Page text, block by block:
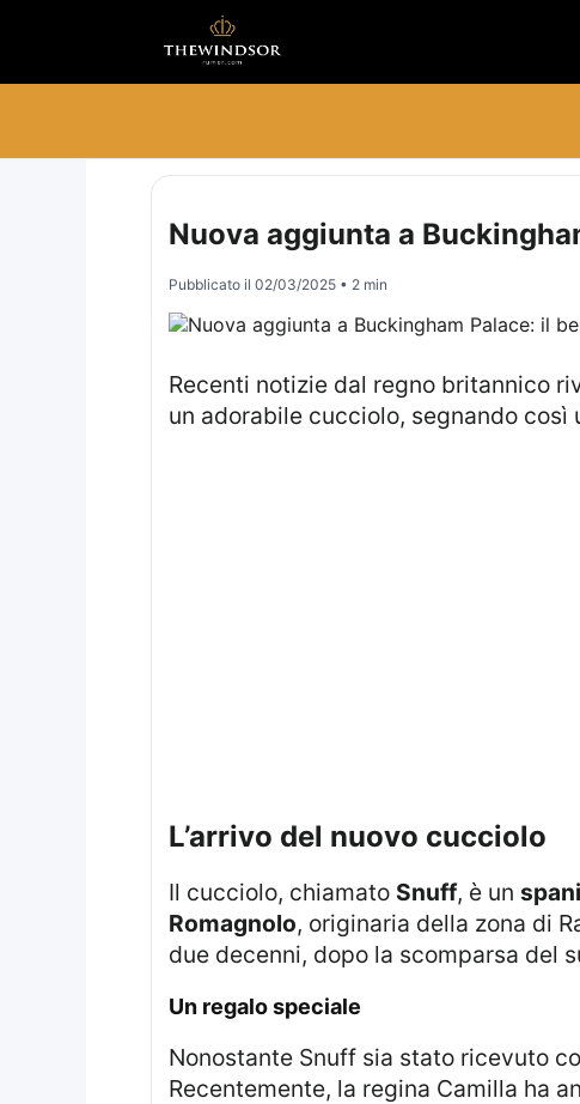
Nuova aggiunta a
Pubblicato il 02/03/2025• 2 min
Recenti notizie dal regno britannico rivelano l’arrivo di un nuovo membro nella famiglia reale. Il re Carlo III ha accolto
un adorabile cucciolo, segnando così
l’arrivo del nuovo cucciolo
Il cucciolo, chiamato Snuff, è un
Romagnolo, originaria della zona di
due decenni, dopo la scomparsa del
un regalo speciale
Nonostante Snuff sia stato ricevuto come dono, non è legato al prossimo viaggio del re e della regina a Ravenna.
Recentemente, la regina Camilla ha